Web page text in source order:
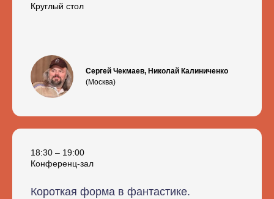
Круглый стол
Сергей Чекмаев, Николай Калиниченко
(Москва)
18:30 – 19:00
Конференц-зал
Короткая форма в фантастике.